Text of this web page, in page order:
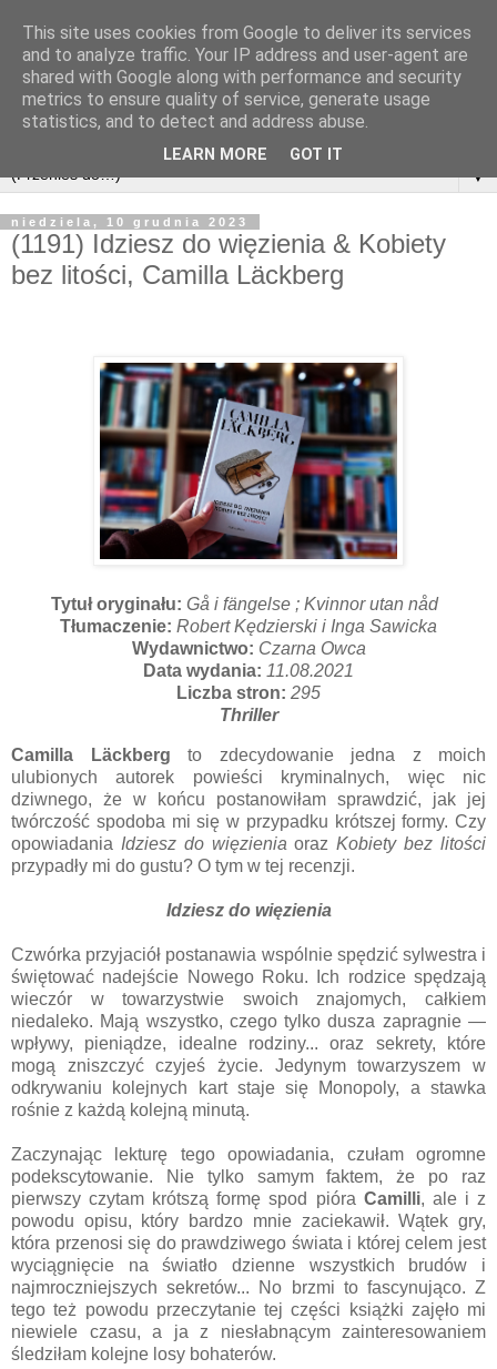
▼
niedziela, 10 grudnia 2023
(1191) Idziesz do więzienia & Kobiety
bez litości, Camilla Läckberg
Tytuł oryginału: Gå i fängelse ; Kvinnor utan nåd
Tłumaczenie: Robert Kędzierski i Inga Sawicka
Wydawnictwo: Czarna Owca
Data wydania: 11.08.2021
Liczba stron: 295
Thriller
Camilla Läckberg to zdecydowanie jedna z moich
ulubionych autorek powieści kryminalnych, więc nic
dziwnego, że w końcu postanowiłam sprawdzić, jak jej
twórczość spodoba mi się w przypadku krótszej formy. Czy
opowiadania Idziesz do więzienia orazKobiety bez litości
przypadły mi do gustu? O tym w tej recenzji.
Idziesz do więzienia
Czwórka przyjaciół postanawia wspólnie spędzić sylwestra i
świętować nadejście Nowego Roku. Ich rodzice spędzają
wieczór w towarzystwie swoich znajomych, całkiem
niedaleko. Mają wszystko, czego tylko dusza zapragnie —
wpływy, pieniądze, idealne rodziny... oraz sekrety, które
mogą zniszczyć czyjeś życie. Jedynym towarzyszem w
odkrywaniu kolejnych kart staje się Monopoly, a stawka
rośnie z każdą kolejną minutą.
Zaczynając lekturę tego opowiadania, czułam ogromne
podekscytowanie. Nie tylko samym faktem, że po raz
pierwszy czytam krótszą formę spod pióra Camilli, ale i z
powodu opisu, który bardzo mnie zaciekawił. Wątek gry,
która przenosi się do prawdziwego świata i której celem jest
wyciągnięcie na światło dzienne wszystkich brudów i
najmroczniejszych sekretów... No brzmi to fascynująco. Z
tego też powodu przeczytanie tej części książki zajęło mi
niewiele czasu, a ja z niesłabnącym zainteresowaniem
śledziłam kolejne losy bohaterów.
This site uses cookies from Google to deliver its services
and to analyze traffic. Your IP address and user-agent are
shared with Google along with performance and security
metrics to ensure quality of service, generate usage
statistics, and to detect and address abuse.
LEARN MORE GOT IT